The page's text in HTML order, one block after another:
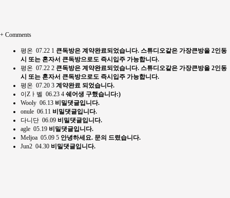
+ Comments
평온 07.22 1 큰독방은 계약완료되었습니다. 스튜디오같은 가장큰방을 2인동
시 또는 혼자서 큰독방으로도 즉시입주 가능합니다.
평온 07.22 2 큰독방은 계약완료되었습니다. 스튜디오같은 가장큰방을 2인동
시 또는 혼자서 큰독방으로도 즉시입주 가능합니다.
평온 07.20 3 계약완료 되었습니다.
이Zㅏ벨 06.23 4 쉐어생 구했습니다:)
Wooly 06.13 비밀댓글입니다.
onule 06.11 비밀댓글입니다.
다니단 06.09 비밀댓글입니다.
agle 05.19 비밀댓글입니다.
Meljoa 05.09 5 안녕하세요. 문의 드렸습니다.
Jun2 04.30 비밀댓글입니다.